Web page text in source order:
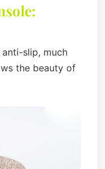
slip, much
the beauty of